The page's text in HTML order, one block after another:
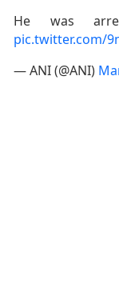
He was
pic.twitter.com/
— ANI (@ANI)